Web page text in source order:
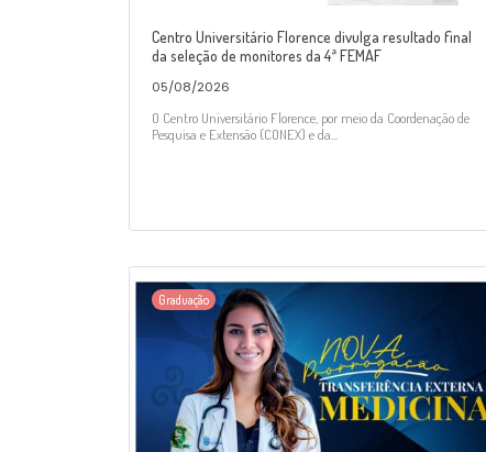
Centro Universitário Florence divulga resultado final
da seleção de monitores da 4ª FEMAF
05/08/2026
O Centro Universitário Florence, por meio da Coordenação de
Pesquisa e Extensão (CONEX) e da...
Graduação